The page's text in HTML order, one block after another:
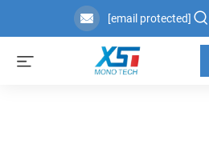
[email protected]